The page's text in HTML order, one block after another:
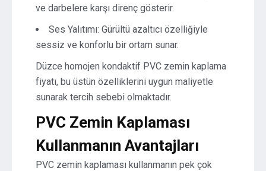
ve darbelere karşı direnç gösterir.
Ses Yalıtımı: Gürültü azaltıcı özelliğiyle
sessiz ve konforlu bir ortam sunar.
Düzce homojen kondaktif PVC zemin kaplama
fiyatı, bu üstün özelliklerini uygun maliyetle
sunarak tercih sebebi olmaktadır.
PVC Zemin Kaplaması
Kullanmanın Avantajları
PVC zemin kaplaması kullanmanın pek çok